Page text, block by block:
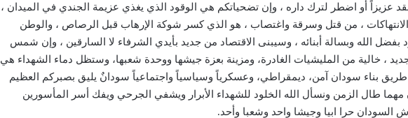
عزيزاً أو اضطر لترك داره ، وإن تضحياتكم هي الوقود الذي يغذي عزيمة الجندي في الميدان ،
، من قتل وسرقة واغتصاب ، هو الذي كسر شوكة الإرهاب قبل الرصاص ، والوطن
بفضل الله وبسالة أبنائه ، وسيبنى الاقتصاد من جديد بأيدي الشرفاء لا السارقين ، وإن شمس
، خالية من المليشيات الغادرة، ومزينة بعزة جيشها ووحدة شعبها، وستظل دماء الشهداء هي
طريق بناء سودان آمن، ديمقراطي، وعسكرياً وسياسياً واجتماعياً سودانٌ يليق بصبركم العظيم
طال الزمن ونسأل الله الخلود للشهداء الأبرار ويشفي الجرحي ويفك أسر المأسورين
السودان حرا ابيا وجيشا واحد وشعبا وأحد.